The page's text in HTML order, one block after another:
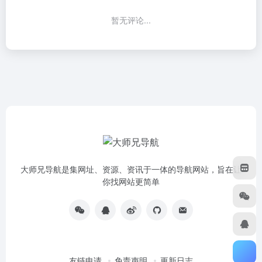
暂无评论...
大师兄导航是集网址、资源、资讯于一体的导航网站，旨在让
你找网站更简单